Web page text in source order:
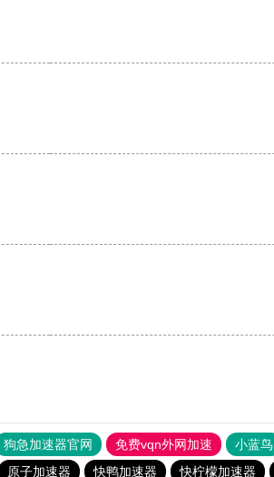
狗急加速器官网 免费vqn外网加速 小蓝鸟
原子加速器 快鸭加速器 快柠檬加速器